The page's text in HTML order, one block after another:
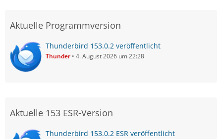
Aktuelle Programmversion
Thunderbird 153.0.2 veröffentlicht
Thunder 4. August 2026 um 22:28
Aktuelle 153 ESR-Version
Thunderbird 153.0.2 ESR veröffentlicht